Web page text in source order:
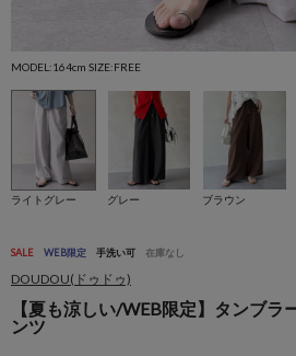
MODEL:164cm SIZE:FREE
ライトグレー グレー ブラウン
SALE WEB限定 手洗い可 在庫なし
DOUDOU(ドゥドゥ)
【夏も涼しい/WEB限定】タンブラ
ンツ